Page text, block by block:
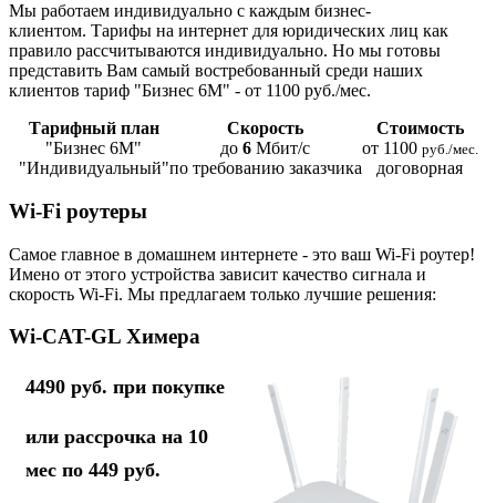
Мы работаем индивидуально с каждым бизнес-
клиентом. Тарифы на интернет для юридических лиц как
правило рассчитываются индивидуально. Но мы готовы
представить Вам самый востребованный среди наших
клиентов тариф "Бизнес 6М" - от 1100 руб./мес.
Тарифный план
Скорость
Стоимость
"Бизнес 6М"
до 6 Мбит/с от 1100 руб./мес.
"Индивидуальный"по требованию заказчика договорная
Wi-Fi роутеры
Самое главное в домашнем интернете - это ваш Wi-Fi роутер!
Имено от этого устройства зависит качество сигнала и
скорость Wi-Fi. Мы предлагаем только лучшие решения:
Wi-CAT-GL Химера
4490 руб. при покупке
или рассрочка на 10
мес по 449 руб.